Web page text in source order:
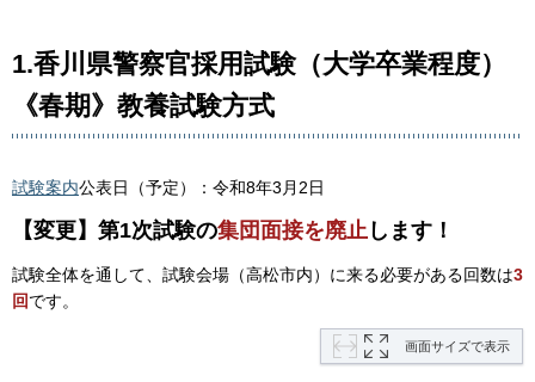
1.香川県警察官採用試験（大学卒業程度）
《春期》教養試験方式
試験案内公表日（予定）：令和8年3月2日
【変更】第1次試験の集団面接を廃止 します！
試験全体を通して、試験会場（高松市内）に来る必要がある回数は3
回です。
画面サイズで表示